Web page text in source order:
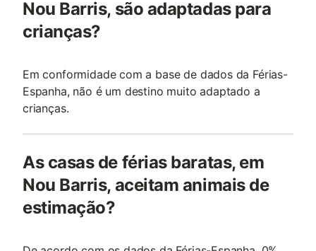
Nou Barris, são adaptadas para
crianças?
Em conformidade com a base de dados da Férias-
Espanha, não é um destino muito adaptado a
crianças.
As casas de férias baratas, em
Nou Barris, aceitam animais de
estimação?